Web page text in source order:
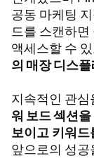
공동 마케팅
드를 스캔하
액세스할 수
의 매장 디스
지속적인 관심
워 보드 섹션
보이고 키워드
앞으로의 성공